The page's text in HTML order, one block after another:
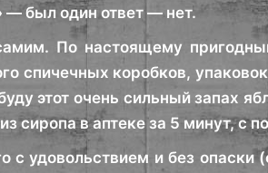
— был один ответ — нет.
По настоящему
спичечных коробков,
этот очень сильный запах
сиропа в аптеке за 5 минут, с
с удовольствием и без